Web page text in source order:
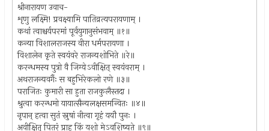
श्रीनारायण उवाच-
शृणु लक्ष्मि! प्रवक्ष्यामि पातिव्रत्यपरायणाम् ।
कथां त्वाश्चर्यपरमां पूर्वयुगानुसंभवाम् ॥१॥
कन्या विशालराजस्य वीरा धर्मपरायणा ।
विशालेन कृते स्वयंवरे राजन्यशोभिते ॥रे॥
करन्धमस्य पुत्रो वै जिग्येऽवीक्षित् स्वयंवराम् ।
अथराजन्यवर्गैः स बहुभिरेकलो रणे ॥३॥
पराजितः कुमारी सा हुता राजकुलैस्तदा ।
श्रुत्वा करन्धमो यायात्सैन्यलक्षसमन्वितः ॥४॥
नृपान् हत्वा सुतं स्नुषां नीत्वा गृहं ययौ पुनः ।
अवीक्षित् पितरं प्राह किं यशो मेऽवशिष्यते ॥९॥